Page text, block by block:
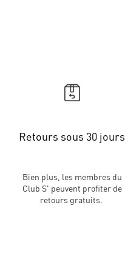
Retours sous 30 jours
Bien plus, les membres du
Club S' peuvent profiter de
retours gratuits.